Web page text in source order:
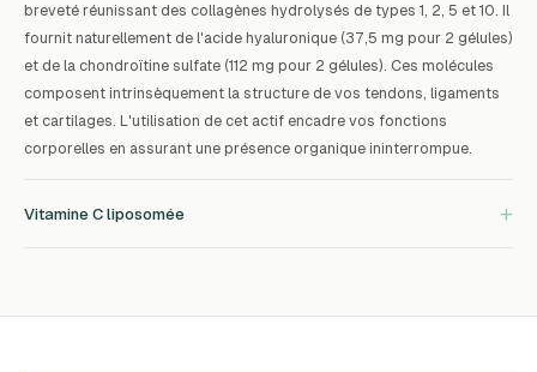
breveté réunissant des collagènes hydrolysés de types 1, 2, 5 et 10. Il
fournit naturellement de l'acide hyaluronique (37,5 mg pour 2 gélules)
et de la chondroïtine sulfate (112 mg pour 2 gélules). Ces molécules
composent intrinsèquement la structure de vos tendons, ligaments
et cartilages. L'utilisation de cet actif encadre vos fonctions
corporelles en assurant une présence organique ininterrompue.
Vitamine C liposomée +